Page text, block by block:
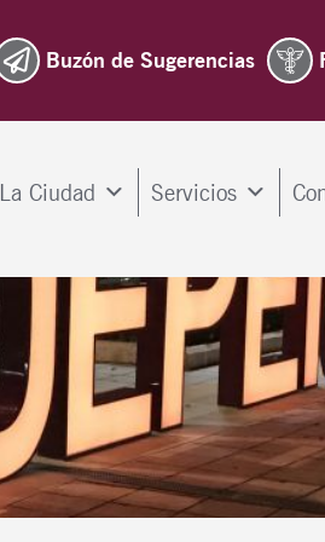
Buzón de Sugerencias
La Ciudad Servicios